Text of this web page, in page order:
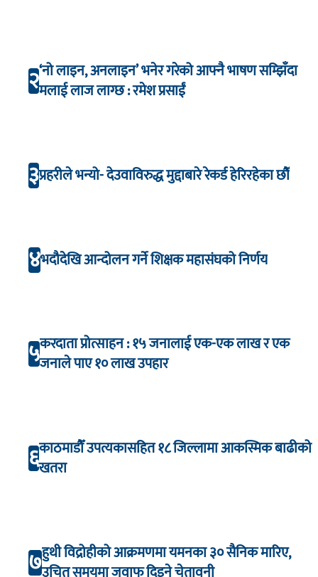
२‘नो लाइन, अनलाइन’ भनेर गरेको आफ्नै भाषण सम्झिँदा
मलाई लाज लाग्छ : रमेश प्रसाईं
३प्रहरीले भन्यो- देउवाविरुद्ध मुद्दाबारे रेकर्ड हेरिरहेका छौँ
४भदौदेखि आन्दोलन गर्ने शिक्षक महासंघको निर्णय
५करदाता प्रोत्साहन : १५ जनालाई एक-एक लाख र एक
जनाले पाए १० लाख उपहार
६काठमाडौँ उपत्यकासहित १८ जिल्लामा आकस्मिक बाढीको
खतरा
७हुथी विद्रोहीको आक्रमणमा यमनका ३० सैनिक मारिए,